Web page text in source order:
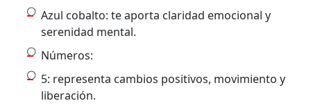
Azul cobalto: te aporta claridad emocional y
serenidad mental.
Números:
5: representa cambios positivos, movimiento y
liberación.